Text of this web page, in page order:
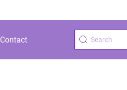
Contact